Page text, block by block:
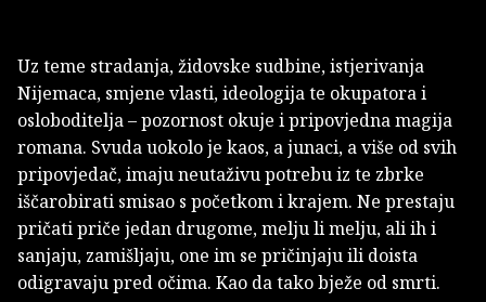
Uz teme stradanja, židovske sudbine, istjerivanja
Nijemaca, smjene vlasti, ideologija te okupatora i
osloboditelja – pozornost okuje i pripovjedna magija
romana. Svuda uokolo je kaos, a junaci, a više od svih
pripovjedač, imaju neutaživu potrebu iz te zbrke
iščarobirati smisao s početkom i krajem. Ne prestaju
pričati priče jedan drugome, melju li melju, ali ih i
sanjaju, zamišljaju, one im se pričinjaju ili doista
odigravaju pred očima. Kao da tako bježe od smrti.